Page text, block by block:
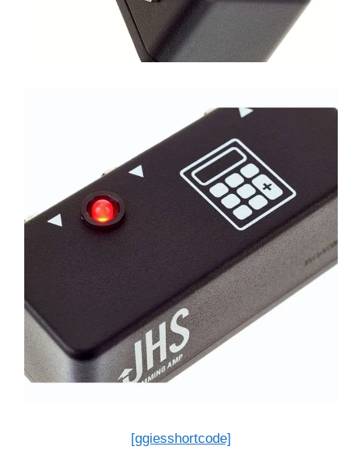
[ggiesshortcode]